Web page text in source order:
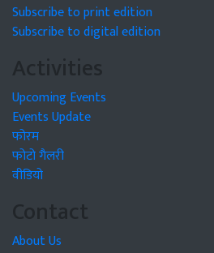
Subscribe to print edition
Subscribe to digital edition
Activities
Upcoming Events
Events Update
फोरम
फोटो गैलरी
वीडियो
Contact
About Us